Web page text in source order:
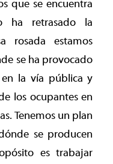
que se encuentra
ha retrasado la
rosada estamos
se ha provocado
en la vía pública y
los ocupantes en
Tenemos un plan
se producen
es trabajar